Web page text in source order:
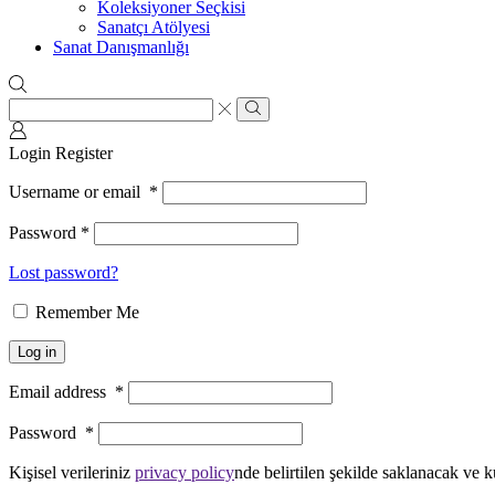
Koleksiyoner Seçkisi
Sanatçı Atölyesi
Sanat Danışmanlığı
Search
input
Search
Login Register
Username or email *
Password *
Lost password?
Remember Me
Log in
Email address *
Password *
Kişisel verileriniz privacy policynde belirtilen şekilde saklanacak ve